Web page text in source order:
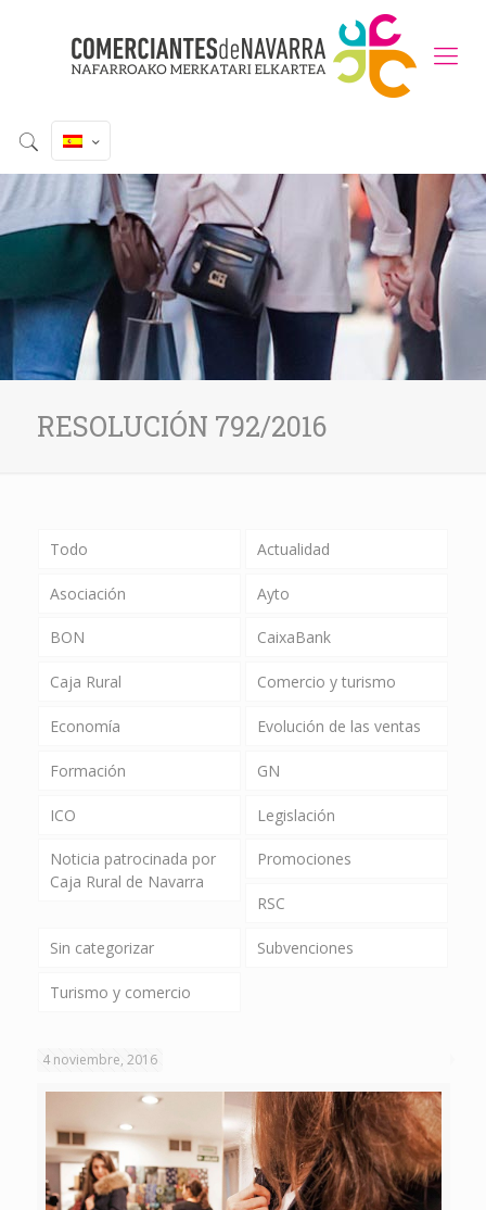
RESOLUCIÓN 792/2016
Todo Actualidad
Asociación Ayto
BON CaixaBank
Caja Rural Comercio y turismo
Economía Evolución de las ventas
Formación GN
ICO Legislación
Noticia patrocinada por
Caja Rural de Navarra
Promociones
RSC
Sin categorizar Subvenciones
Turismo y comercio
4 noviembre, 2016